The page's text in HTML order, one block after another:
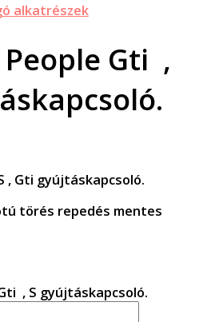
alkatrészek
Gti ,
, Gti gyújtáskapcsoló.
törés repedés mentes
, S gyújtáskapcsoló.